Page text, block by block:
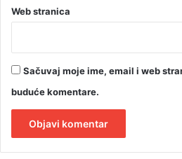
Web stranica
Sačuvaj moje ime, email i web
buduće komentare.